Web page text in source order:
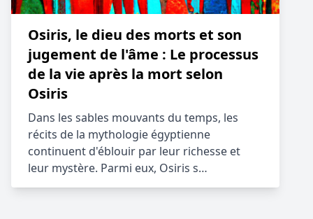
Osiris, le dieu des morts et son
jugement de l'âme : Le processus
de la vie après la mort selon
Osiris
Dans les sables mouvants du temps, les
récits de la mythologie égyptienne
continuent d'éblouir par leur richesse et
leur mystère. Parmi eux, Osiris s…